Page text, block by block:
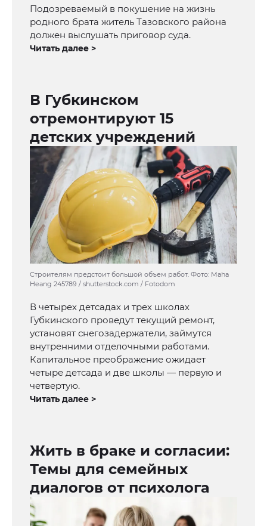
Подозреваемый в покушение на жизнь
родного брата житель Тазовского района
должен выслушать приговор суда.
Читать далее >
В Губкинском
отремонтируют 15
детских учреждений
Строителям предстоит большой объем работ. Фото: Maha
Heang 245789 / shutterstock.com / Fotodom
В четырех детсадах и трех школах
Губкинского проведут текущий ремонт,
установят снегозадержатели, займутся
внутренними отделочными работами.
Капитальное преображение ожидает
четыре детсада и две школы — первую и
четвертую.
Читать далее >
Жить в браке и согласии:
Темы для семейных
диалогов от психолога